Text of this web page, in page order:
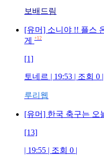
보배드림
[유머] 소니야 !! 플스
게
+12
[1]
토네르 | 19:53 | 조회 0 |
루리웹
[유머] 한국 축구는 오
[13]
| 19:55 | 조회 0 |